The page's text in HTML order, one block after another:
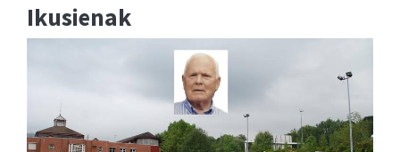
Ikusienak